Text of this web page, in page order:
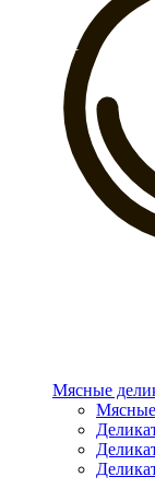
Мясные
Мясные